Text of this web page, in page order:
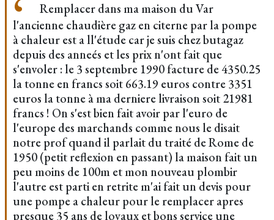
Remplacer dans ma maison du Var
l'ancienne chaudière gaz en citerne par la pompe
à chaleur est a ll'étude car je suis chez butagaz
depuis des anneés et les prix n'ont fait que
s'envoler : le 3 septembre 1990 facture de 4350.25
la tonne en francs soit 663.19 euros contre 3351
euros la tonne à ma derniere livraison soit 21981
francs ! On s'est bien fait avoir par l'euro de
l'europe des marchands comme nous le disait
notre prof quand il parlait du traité de Rome de
1950 (petit reflexion en passant) la maison fait un
peu moins de 100m et mon nouveau plombir
l'autre est parti en retrite m'ai fait un devis pour
une pompe a chaleur pour le remplacer apres
presque 35 ans de loyaux et bons service une